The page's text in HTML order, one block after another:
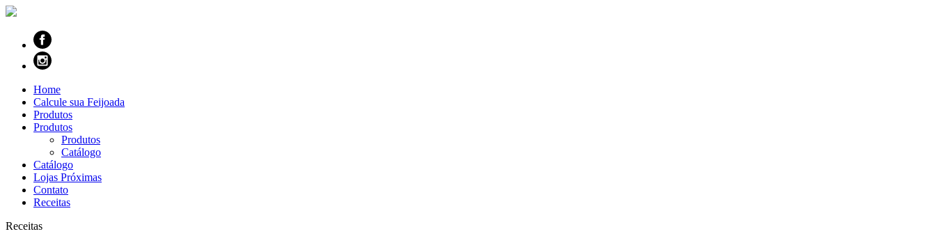
Home
Calcule sua Feijoada
Produtos
Produtos
Produtos
Catálogo
Catálogo
Lojas Próximas
Contato
Receitas
Receitas